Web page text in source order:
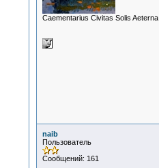
Сaementarius Civitas Solis Aeterna
naib
Пользователь
Сообщений: 161